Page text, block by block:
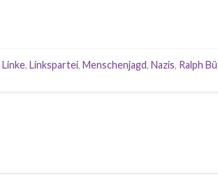
Linke, Linkspartei, Menschenjagd, Nazis, Ralph